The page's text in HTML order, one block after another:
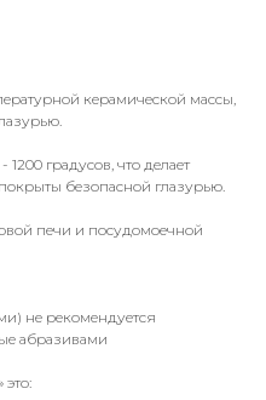
керамической массы,
градусов, что делает
безопасной глазурью.
печи и посудомоечной
не рекомендуется
абразивами